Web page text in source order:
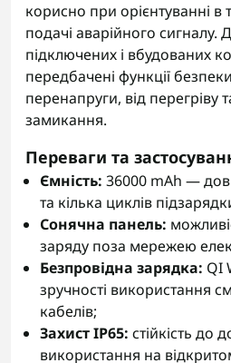
корисно при орієнтуванні в
подачі аварійного сигналу.
підключених і вбудованих
передбачені функції
перенапруги, від перегріву
замикання.
Переваги та
Ємність: 36000 mAh —
та кілька циклів
Сонячна панель:
заряду поза мережею
Безпровідна зарядка: QI
зручності використання
кабелів;
Захист IP65: стійкість до
використання на